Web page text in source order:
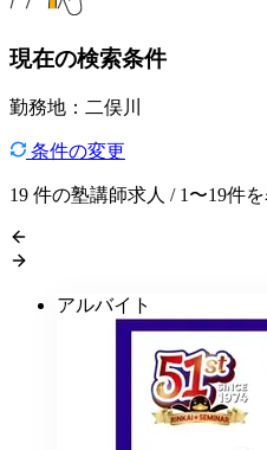
現在の検索条件
勤務地：二俣川
条件の変更
19 件の塾講師求人 / 1〜19件
アルバイト